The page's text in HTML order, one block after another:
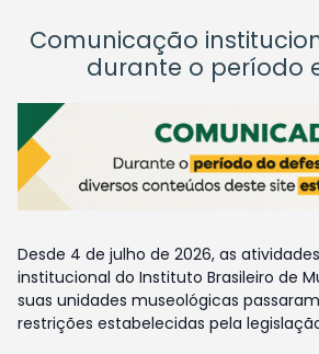
Comunicação
durante o período
Desde 4 de julho de 2026, as
institucional do Instituto Brasileiro de
suas unidades museológicas
restrições estabelecidas pela